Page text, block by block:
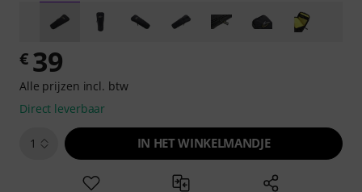
€ 39
Alle prijzen incl. btw
Direct leverbaar
1 IN HET WINKELMANDJE